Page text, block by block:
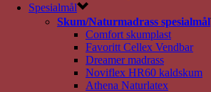
Spesialmål
Skum/Naturmadrass spesialmål
Comfort skumplast
Favoritt Cellex Vendbar
Dreamer madrass
Noviflex HR60 kaldskum
Athena Naturlatex